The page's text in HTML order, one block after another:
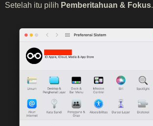
Setelah itu pilih Pemberitahuan & Fokus.